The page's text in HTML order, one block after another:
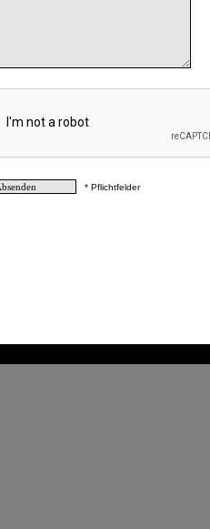
* Pflichtfelder